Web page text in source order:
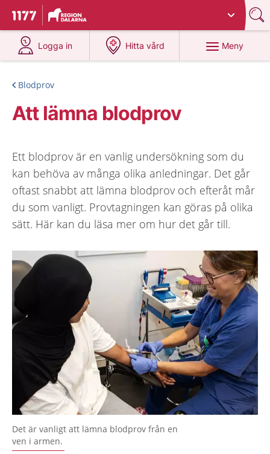
Till startsidan för 1177
Du har valt region
Logga in
på 1177.se
Hitta vård
på 1177.se
Meny
Blodprov
Att lämna blodprov
Ett blodprov är en vanlig undersökning som du
kan behöva av många olika anledningar. Det går
oftast snabbt att lämna blodprov och efteråt mår
du som vanligt. Provtagningen kan göras på olika
sätt. Här kan du läsa mer om hur det går till.
Det är vanligt att lämna blodprov från en
ven i armen.